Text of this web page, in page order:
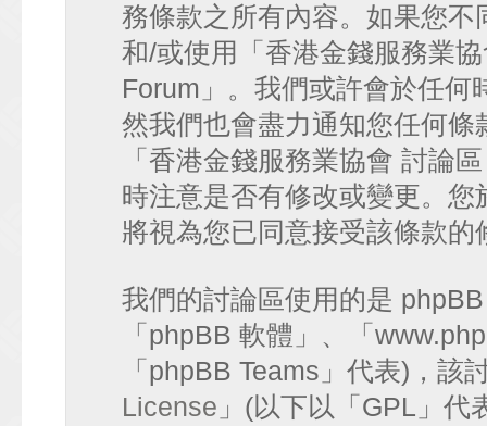
務條款之所有內容。如果您
和/或使用「香港金錢服務業
Forum」。我們或許會於任何
然我們也會盡力通知您任何
「香港金錢服務業協會 討論
時注意是否有修改或變更。
將視為您已同意接受該條款的
我們的討論區使用的是
「phpBB 軟體」、「
「phpBB Teams」代表)，該
License 」(以下以「GPL」代